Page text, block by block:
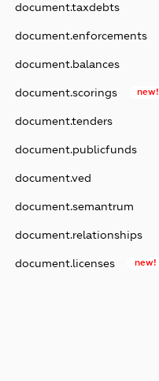
document.taxdebts
document.enforcements
document.balances
document.scorings new!
document.tenders
document.publicfunds
document.ved
document.semantrum
document.relationships
document.licenses new!